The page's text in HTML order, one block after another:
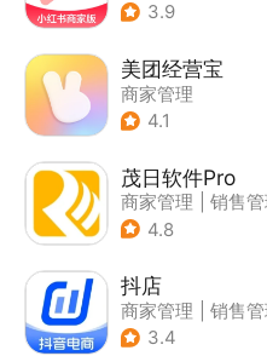
3.9
美团经营宝
商家管理
4.1
茂日软件Pro
商家管理
销售
4.8
抖店
商家管理
销售
3.4